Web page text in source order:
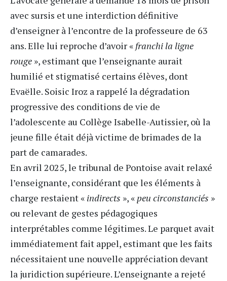
avec sursis et une interdiction définitive
d’enseigner à l’encontre de la professeure de 63
ans. Elle lui reproche d’avoir « franchi la ligne
rouge », estimant que l’enseignante aurait
humilié et stigmatisé certains élèves, dont
Evaëlle. Soisic Iroz a rappelé la dégradation
progressive des conditions de vie de
l’adolescente au Collège Isabelle-Autissier, où la
jeune fille était déjà victime de brimades de la
part de camarades.
En avril 2025, le tribunal de Pontoise avait relaxé
l’enseignante, considérant que les éléments à
charge restaient « indirects », « peu circonstanciés »
ou relevant de gestes pédagogiques
interprétables comme légitimes. Le parquet avait
immédiatement fait appel, estimant que les faits
nécessitaient une nouvelle appréciation devant
la juridiction supérieure. L’enseignante a rejeté